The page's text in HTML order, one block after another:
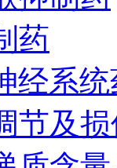
药
经系统
节及